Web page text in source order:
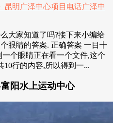
大家知道了吗?接下来小编给
眼睛的答案. 正确答案 一目十
个眼睛正在看一个文件,这个
10行的内容,所以得到一...
阳水上运动中心